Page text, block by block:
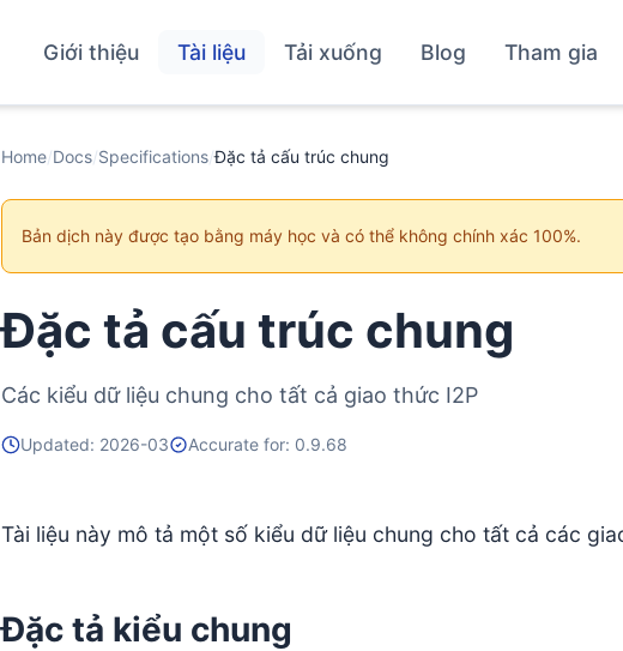
Giới thiệu Tài liệu Tải xuống Blog Tham gia
Home/Docs/Specifications/Đặc tả cấu trúc chung
Bản dịch này được tạo bằng máy học và có thể không chính xác 100%.
Đặc tả cấu trúc chung
Các kiểu dữ liệu chung cho tất cả giao thức I2P
Updated: 2026-03 Accurate for: 0.9.68
Tài liệu này mô tả một số kiểu dữ liệu chung cho tất cả các
Đặc tả kiểu chung